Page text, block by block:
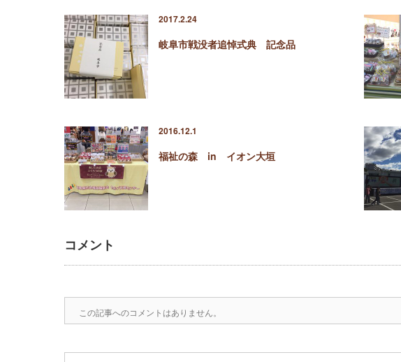
2017.2.24
岐阜市戦没者追悼式典 記念品
2016.12.1
福祉の森 in イオン大垣
コメント
この記事へのコメントはありません。